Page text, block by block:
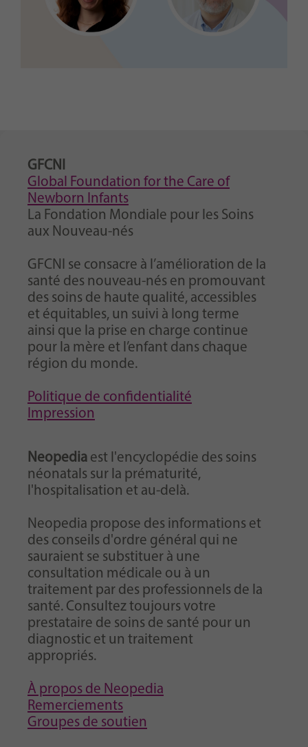
GFCNI
Global Foundation for the Care of
Newborn Infants
La Fondation Mondiale pour les Soins
aux Nouveau-nés
GFCNI se consacre à l’amélioration de la
santé des nouveau-nés en promouvant
des soins de haute qualité, accessibles
et équitables, un suivi à long terme
ainsi que la prise en charge continue
pour la mère et l’enfant dans chaque
région du monde.
Politique de confidentialité
Impression
Neopedia est l'encyclopédie des soins
néonatals sur la prématurité,
l'hospitalisation et au-delà.
Neopedia propose des informations et
des conseils d'ordre général qui ne
sauraient se substituer à une
consultation médicale ou à un
traitement par des professionnels de la
santé. Consultez toujours votre
prestataire de soins de santé pour un
diagnostic et un traitement
appropriés.
À propos de Neopedia
Remerciements
Groupes de soutien